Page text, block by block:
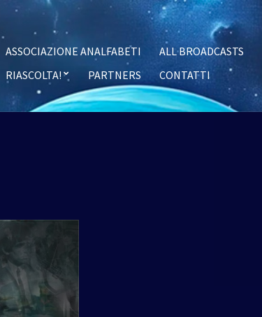
ASSOCIAZIONE ANALFABETI ALL BROADCASTS
RIASCOLTA!
PARTNERS CONTATTI